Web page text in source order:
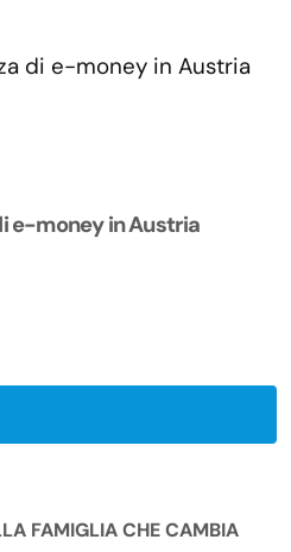
e-money in Austria
FAMIGLIA CHE CAMBIA